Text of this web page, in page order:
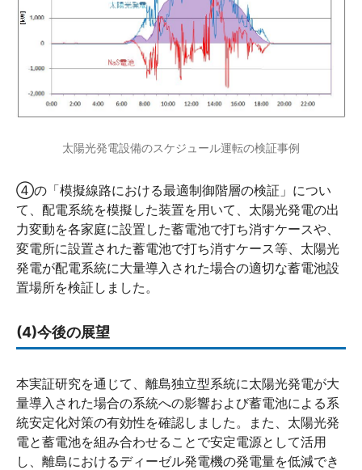
太陽光発電設備のスケジュール運転の検証事例
④の「模擬線路における最適制御階層の検証」につい
て、配電系統を模擬した装置を用いて、太陽光発電の出
力変動を各家庭に設置した蓄電池で打ち消すケースや、
変電所に設置された蓄電池で打ち消すケース等、太陽光
発電が配電系統に大量導入された場合の適切な蓄電池設
置場所を検証しました。
(4)今後の展望
本実証研究を通じて、離島独立型系統に太陽光発電が大
量導入された場合の系統への影響および蓄電池による系
統安定化対策の有効性を確認しました。また、太陽光発
電と蓄電池を組み合わせることで安定電源として活用
し、離島におけるディーゼル発電機の発電量を低減でき